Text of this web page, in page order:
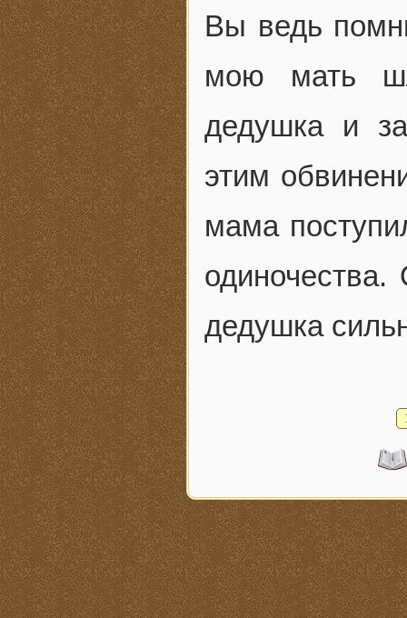
Вы ведь
мою мать
дедушка и
этим
мама
одиночества.
дедушка